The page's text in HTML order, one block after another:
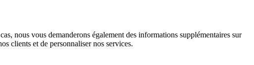
nous vous demanderons également des informations supplémentaires sur
clients et de personnaliser nos services.